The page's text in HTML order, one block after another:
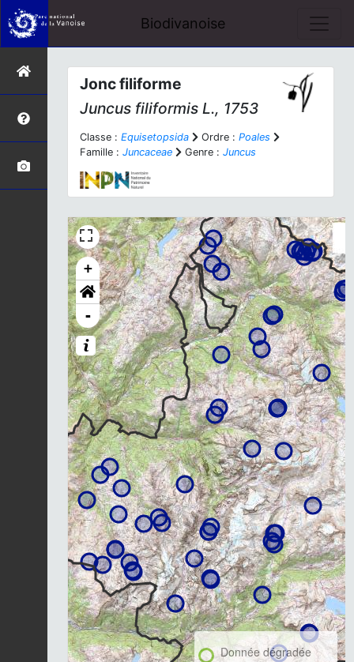
Biodivanoise
Jonc filiforme
Juncus filiformis L., 1753
Classe : Equisetopsida Ordre : Poales
Famille : Juncaceae Genre : Juncus
+
-
Donnée dégradée